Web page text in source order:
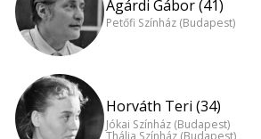
Agárdi Gábor (41)
Petőfi Színház (Budapest)
Horváth Teri (34)
Jókai Színház (Budapest)
Thália Színház (Budapest)